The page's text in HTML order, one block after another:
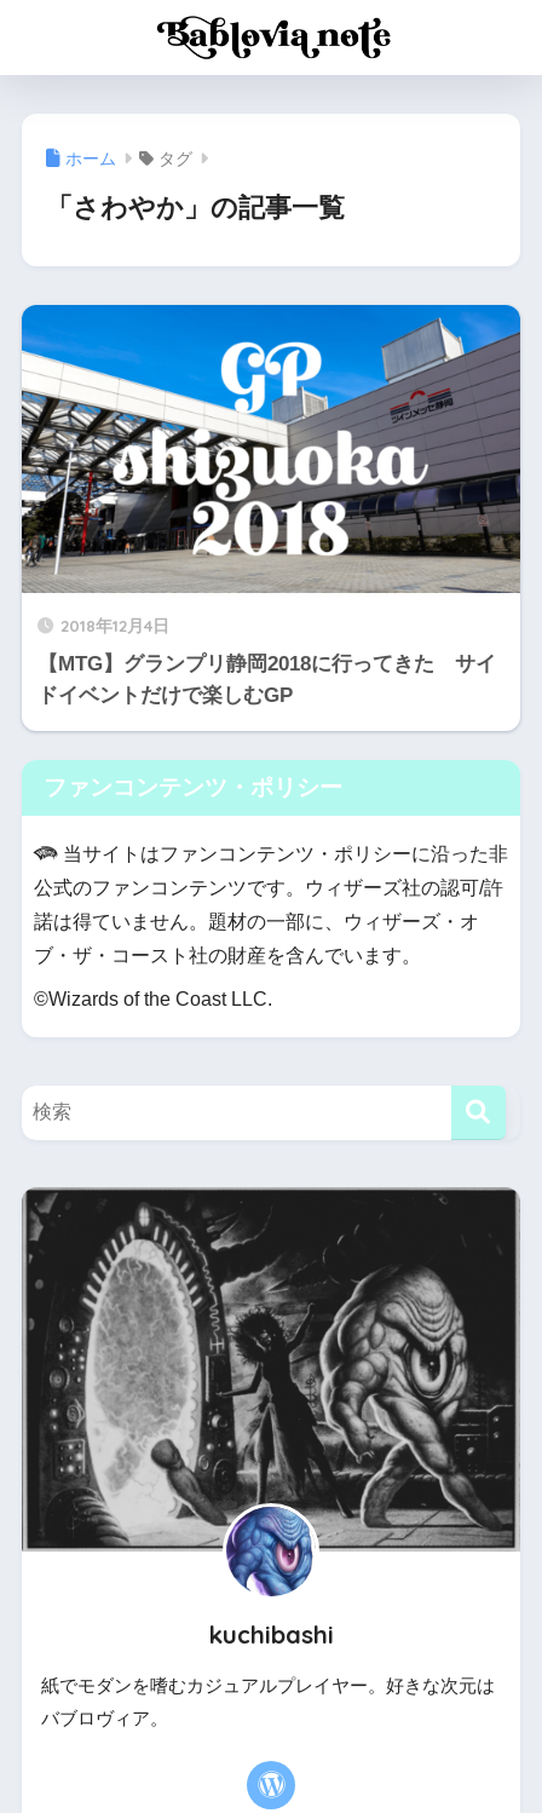
ホーム タグ
「さわやか」の記事一覧
2018年12月4日
【MTG】グランプリ静岡2018に行ってきた サイ
ドイベントだけで楽しむGP
ファンコンテンツ・ポリシー
当サイトはファンコンテンツ・ポリシーに沿った非
公式のファンコンテンツです。ウィザーズ社の認可/許
諾は得ていません。題材の一部に、ウィザーズ・オ
ブ・ザ・コースト社の財産を含んでいます。
©Wizards of the Coast LLC.
kuchibashi
紙でモダンを嗜むカジュアルプレイヤー。好きな次元は
バブロヴィア。